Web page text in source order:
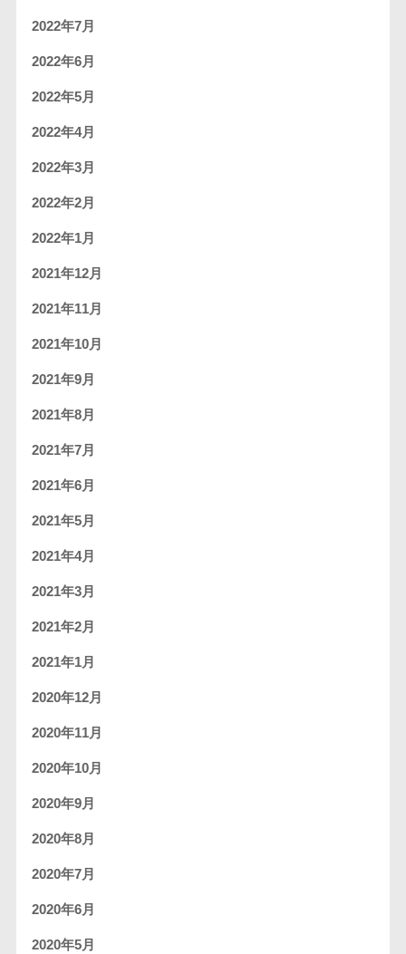
2022年7月
2022年6月
2022年5月
2022年4月
2022年3月
2022年2月
2022年1月
2021年12月
2021年11月
2021年10月
2021年9月
2021年8月
2021年7月
2021年6月
2021年5月
2021年4月
2021年3月
2021年2月
2021年1月
2020年12月
2020年11月
2020年10月
2020年9月
2020年8月
2020年7月
2020年6月
2020年5月